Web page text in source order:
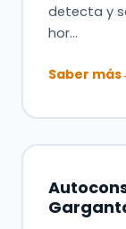
detecta y
hor…
Saber más